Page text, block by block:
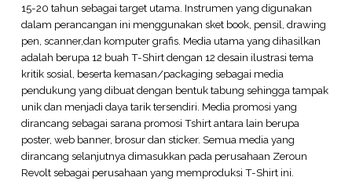
15-20 tahun sebagai target utama. Instrumen yang digunakan
dalam perancangan ini menggunakan sket book, pensil, drawing
pen, scanner,dan komputer grafis. Media utama yang dihasilkan
adalah berupa 12 buah T-Shirt dengan 12 desain ilustrasi tema
kritik sosial, beserta kemasan/packaging sebagai media
pendukung yang dibuat dengan bentuk tabung sehingga tampak
unik dan menjadi daya tarik tersendiri. Media promosi yang
dirancang sebagai sarana promosi Tshirt antara lain berupa
poster, web banner, brosur dan sticker. Semua media yang
dirancang selanjutnya dimasukkan pada perusahaan Zeroun
Revolt sebagai perusahaan yang memproduksi T-Shirt ini.